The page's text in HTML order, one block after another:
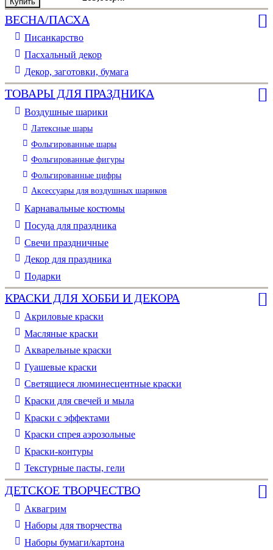
ВЕСНА/ПАСХА
Писанкарство
Пасхальный декор
Декор, заготовки, бумага
ТОВАРЫ ДЛЯ ПРАЗДНИКА
Воздушные шарики
Латексные шары
Фольгированные шары
Фольгированные фигуры
Фольгированные цифры
Аксессуары для воздушных шариков
Карнавальные костюмы
Посуда для праздника
Свечи праздничные
Декор для праздника
Подарки
КРАСКИ ДЛЯ ХОББИ И ДЕКОРА
Акриловые краски
Масляные краски
Акварельные краски
Гуашевые краски
Светящиеся люминесцентные краски
Краски для свечей и мыла
Краски с эффектами
Краски спрея аэрозольные
Краски-контуры
Текстурные пасты, гели
ДЕТСКОЕ ТВОРЧЕСТВО
Аквагрим
Наборы для творчества
Наборы бумаги/картона